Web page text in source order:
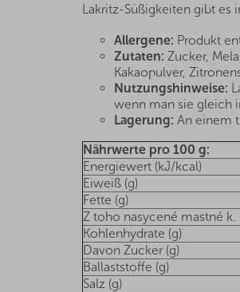
Lakritz-Süßigkeiten gibt es
Allergene: Produkt
Zutaten: Zucker,
Kakaopulver,
Nutzungshinweise:
wenn man sie gleich
Lagerung: An einem
Nährwerte pro 100 g:
Energiewert (kJ/kcal)
Eiweiß (g)
Fette (g)
Z toho nasycené mastné k.
Kohlenhydrate (g)
Davon Zucker (g)
Ballaststoffe (g)
Salz (g)